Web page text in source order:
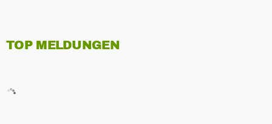
TOP MELDUNGEN